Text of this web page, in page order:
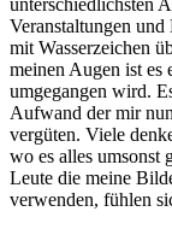
unterschiedlichsten
Veranstaltungen
mit Wasserzeichen
meinen Augen ist es
umgegangen wird.
Aufwand der mir
vergüten. Viele
wo es alles umsonst
Leute die meine
verwenden, fühlen